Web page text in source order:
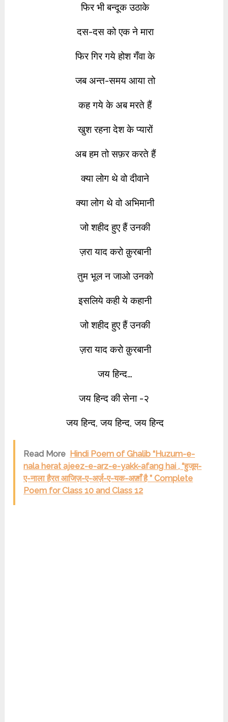
फिर भी बन्दूक उठाके
दस-दस को एक ने मारा
फिर गिर गये होश गँवा के
जब अन्त-समय आया तो
कह गये के अब मरते हैं
खुश रहना देश के प्यारों
अब हम तो सफ़र करते हैं
क्या लोग थे वो दीवाने
क्या लोग थे वो अभिमानी
जो शहीद हुए हैं उनकी
ज़रा याद करो क़ुरबानी
तुम भूल न जाओ उनको
इसलिये कही ये कहानी
जो शहीद हुए हैं उनकी
ज़रा याद करो क़ुरबानी
जय हिन्द…
जय हिन्द की सेना -२
जय हिन्द, जय हिन्द, जय हिन्द
Read More Hindi Poem of Ghalib “Huzum-e-
nala herat ajeez-e-arz-e-yakk-afang hai , “हुजूम-
ए-नाला हैरत आजिज़-ए-अर्ज़-ए-यक-अफ़्ग़ँ है ” Complete
Poem for Class 10 and Class 12